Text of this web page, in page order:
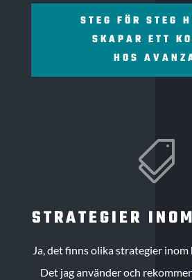
STEG FÖR STEG
SKAPAR ETT
HOS

STRATEGIER
Ja, det finns olika strategier inom
Det jag använder och